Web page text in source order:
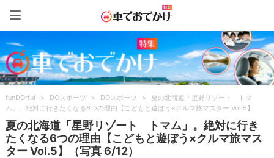
funDOrful > DOスポーツ > DOスポーツ >
夏の北海道「星野リゾート トマ
ム」。絶対に行きたくなる6つの理由【こどもと遊ぼう×クルマ旅マスター Vol.5】
夏の北海道「星野リゾート トマム」。絶対に行き
たくなる6つの理由【こどもと遊ぼう×クルマ旅マス
ター Vol.5】（写真 6/12）